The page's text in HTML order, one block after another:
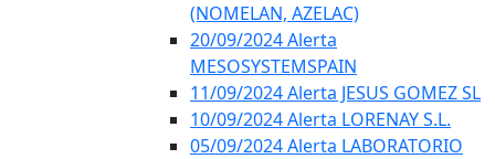
(NOMELAN, AZELAC)
20/09/2024 Alerta
MESOSYSTEMSPAIN
11/09/2024 Alerta JESUS GOMEZ SL
10/09/2024 Alerta LORENAY S.L.
05/09/2024 Alerta LABORATORIO